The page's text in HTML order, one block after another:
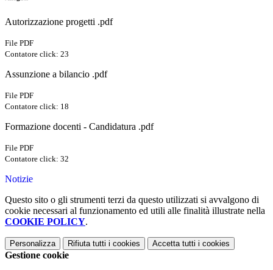
Autorizzazione progetti .pdf
File PDF
Contatore click: 23
Assunzione a bilancio .pdf
File PDF
Contatore click: 18
Formazione docenti - Candidatura .pdf
File PDF
Contatore click: 32
Notizie
Questo sito o gli strumenti terzi da questo utilizzati si avvalgono di
cookie necessari al funzionamento ed utili alle finalità illustrate nella
COOKIE POLICY.
Personalizza Rifiuta tutti i cookies Accetta tutti i cookies
Gestione cookie